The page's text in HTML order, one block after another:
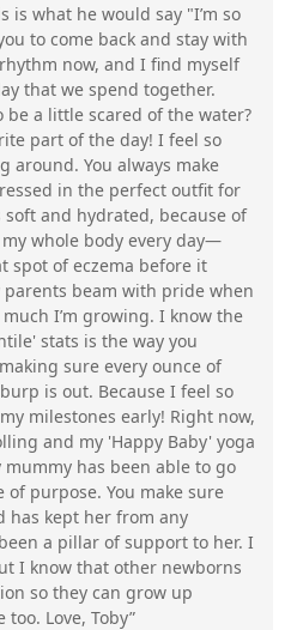
what he would say "I’m so
to come back and stay with
now, and I find myself
that we spend together.
be a little scared of the water?
part of the day! I feel so
around. You always make
in the perfect outfit for
and hydrated, because of
whole body every day—
spot of eczema before it
beam with pride when
I’m growing. I know the
stats is the way you
sure every ounce of
is out. Because I feel so
milestones early! Right now,
and my 'Happy Baby' yoga
mummy has been able to go
of purpose. You make sure
has kept her from any
a pillar of support to her. I
I know that other newborns
so they can grow up
Love, Toby”